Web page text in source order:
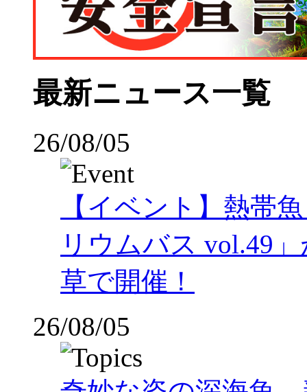
最新ニュース一覧
26/08/05
【イベント】熱帯
リウムバス vol.49
草で開催！
26/08/05